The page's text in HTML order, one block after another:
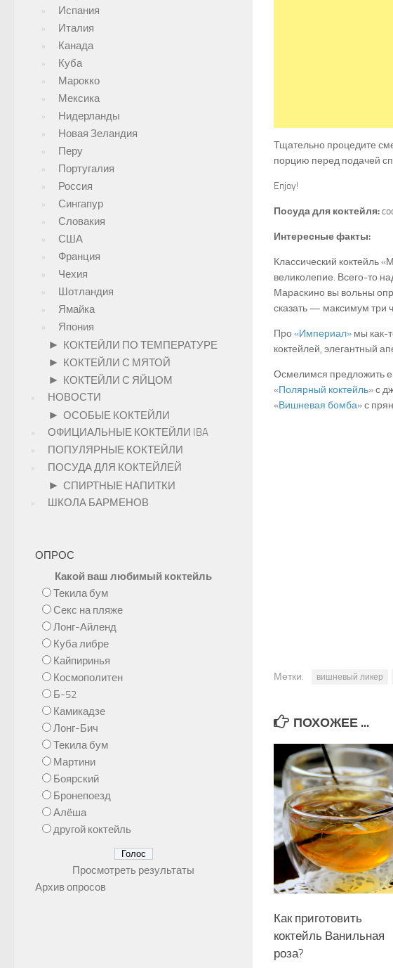
Тщательно процедите
порцию перед подачей
Enjoy!
Посуда для коктейля:
Интересные факты:
Классический коктейль
великолепие. Всего-то
Мараскино вы вольны
сказать — максимум три
Про«Империал» мы как-
коктейлей, элегантный
Осмелимся предложить
«Полярный коктейль» с
«Вишневая бомба» с
Метки: вишневый ликер
ПОХОЖЕЕ ...
Как приготовить
коктейль Ванильная
роза?
Испания
Италия
Канада
Куба
Марокко
Мексика
Нидерланды
Новая Зеландия
Перу
Португалия
Россия
Сингапур
Словакия
США
Франция
Чехия
Шотландия
Ямайка
Япония
► КОКТЕЙЛИ ПО ТЕМПЕРАТУРЕ
► КОКТЕЙЛИ С МЯТОЙ
► КОКТЕЙЛИ С ЯЙЦОМ
НОВОСТИ
► ОСОБЫЕ КОКТЕЙЛИ
ОФИЦИАЛЬНЫЕ КОКТЕЙЛИ IBA
ПОПУЛЯРНЫЕ КОКТЕЙЛИ
ПОСУДА ДЛЯ КОКТЕЙЛЕЙ
► СПИРТНЫЕ НАПИТКИ
ШКОЛА БАРМЕНОВ
ОПРОС
Какой ваш любимый коктейль
Текила бум
Секс на пляже
Лонг-Айленд
Куба либре
Кайпиринья
Космополитен
Б-52
Камикадзе
Лонг-Бич
Текила бум
Мартини
Боярский
Бронепоезд
Алёша
другой коктейль
Просмотреть результаты
Архив опросов